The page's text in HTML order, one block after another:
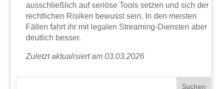
ausschließlich auf seriöse Tools setzen und sich der
rechtlichen Risiken bewusst sein. In den meisten
Fällen fahrt ihr mit legalen Streaming-Diensten aber
deutlich besser.
Zuletzt aktualisiert am 03.03.2026